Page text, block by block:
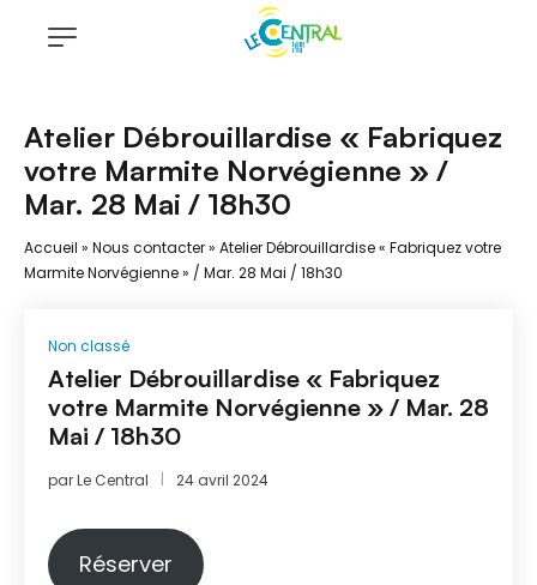
Atelier Débrouillardise « Fabriquez
votre Marmite Norvégienne » /
Mar. 28 Mai / 18h30
Accueil » Nous contacter» Atelier Débrouillardise « Fabriquez votre
Marmite Norvégienne » / Mar. 28 Mai / 18h30
Non classé
Atelier Débrouillardise « Fabriquez
votre Marmite Norvégienne » / Mar. 28
Mai / 18h30
parLe Central 24 avril 2024
Réserver